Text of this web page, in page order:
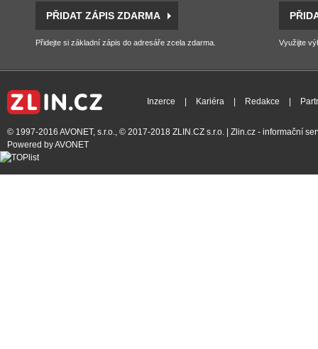
PŘIDAT ZÁPIS ZDARMA
Přidejte si základní zápis do adresáře zcela zdarma. Využijte
Inzerce Kariéra Redakce
© 1997-2016 AVONET, s.r.o., © 2017-2018 ZLIN.CZ s.r.o. | Zlin.cz - informační
Powered byAVONET